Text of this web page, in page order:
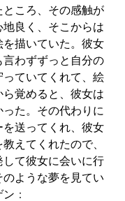
ころ、その感触が
良く、そこからは
描いていた。彼女
わずずっと自分の
っていてくれて、絵
覚めると、彼女は
った。その代わりに
を送ってくれ、彼女
えてくれたので、
て彼女に会いに行
のような夢を見てい
ン ：